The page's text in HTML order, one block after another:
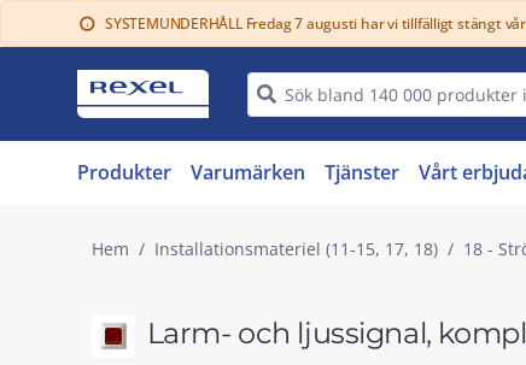
info SYSTEMUNDERHÅLL Fredag 7 augusti har vi tillfälligt stängt
Produkter Varumärken Tjänster Vårt
Hem Installationsmateriel (11-15, 17, 18) 18 -
Larm- och ljussignal,